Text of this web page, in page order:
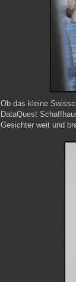
Ob das kleine
DataQuest
Gesichter weit und